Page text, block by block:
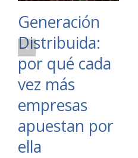
Generación
Distribuida:
por qué cada
vez más
empresas
apuestan por
ella